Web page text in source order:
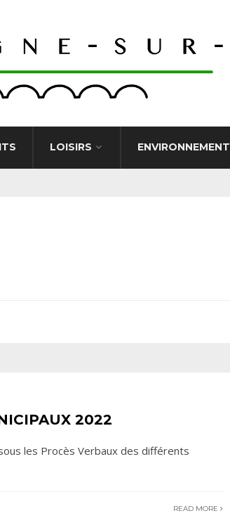
LOISIRS ENVIRONNEMENT
2022
les Procès Verbaux des différents
READ MORE